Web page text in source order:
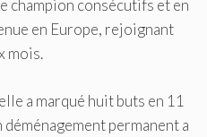
champion consécutifs et en
en Europe, rejoignant
mois.
a marqué huit buts en 11
permanent a